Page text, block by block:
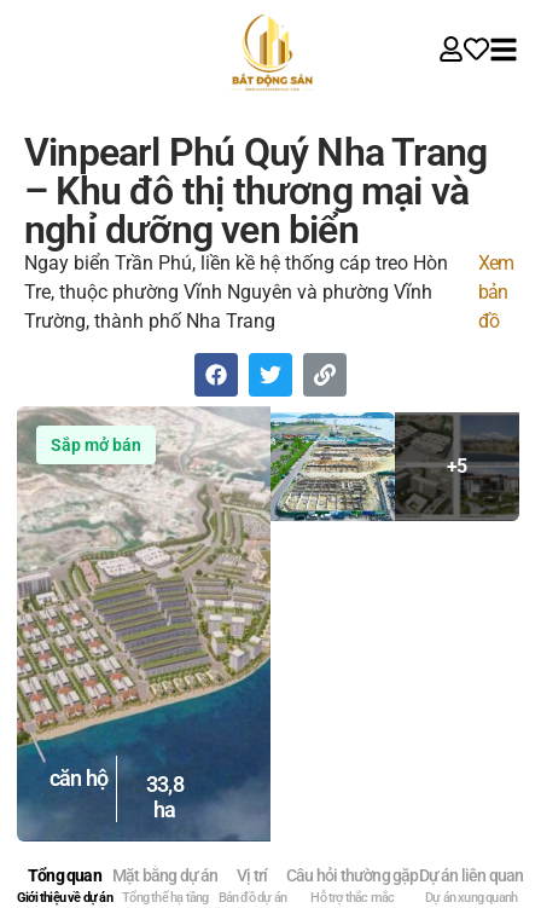
Vinpearl Phú Quý Nha Trang
– Khu đô thị thương mại và
nghỉ dưỡng ven biển
Ngay biển Trần Phú, liền kề hệ thống cáp treo Hòn
Tre, thuộc phường Vĩnh Nguyên và phường Vĩnh
Trường, thành phố Nha Trang
Xem
bản
đồ
Sắp mở bán
căn hộ
33,8
ha
+5
Tổng quan
Giới thiệu về dự án
Mặt bằng dự án
Tổng thể hạ tầng
Vị trí
Bản đồ dự án
Câu hỏi thường gặp
Hỗ trợ thắc mắc
Dự án liên quan
Dự án xung quanh